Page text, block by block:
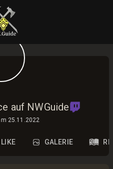
auf NWGuide
25.11.2022
GALERIE